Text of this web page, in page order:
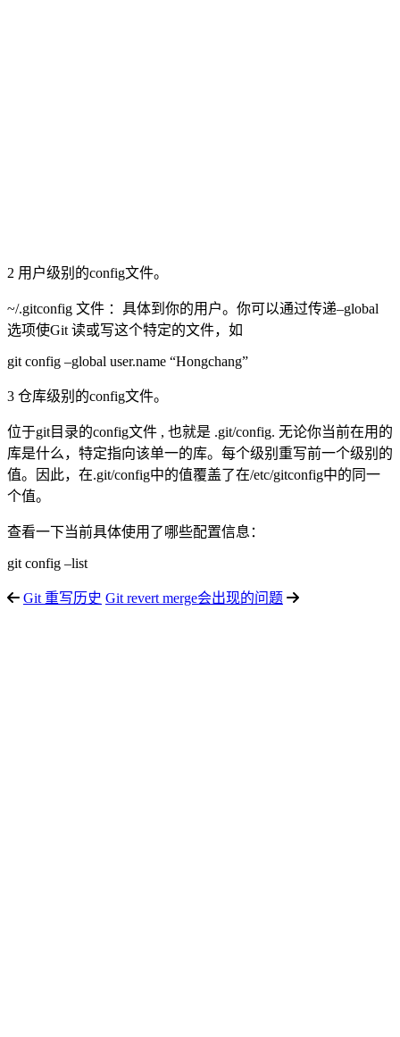
2 用户级别的config文件。
~/.gitconfig 文件 ：具体到你的用户。你可以通过传递–global
选项使Git 读或写这个特定的文件，如
git config –global user.name “Hongchang”
3 仓库级别的config文件。
位于git目录的config文件 , 也就是 .git/config. 无论你当前在用的
库是什么，特定指向该单一的库。每个级别重写前一个级别的
值。因此，在.git/config中的值覆盖了在/etc/gitconfig中的同一
个值。
查看一下当前具体使用了哪些配置信息：
git config –list
Git 重写历史 Git revert merge会出现的问题